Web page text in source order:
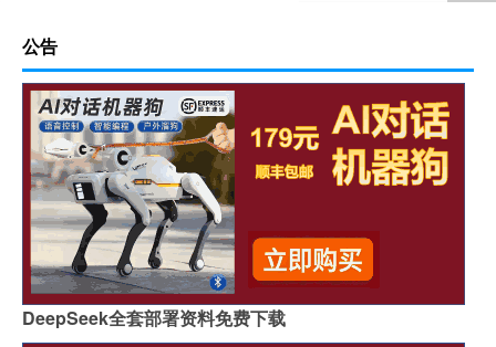
公告
DeepSeek全套部署资料免费下载